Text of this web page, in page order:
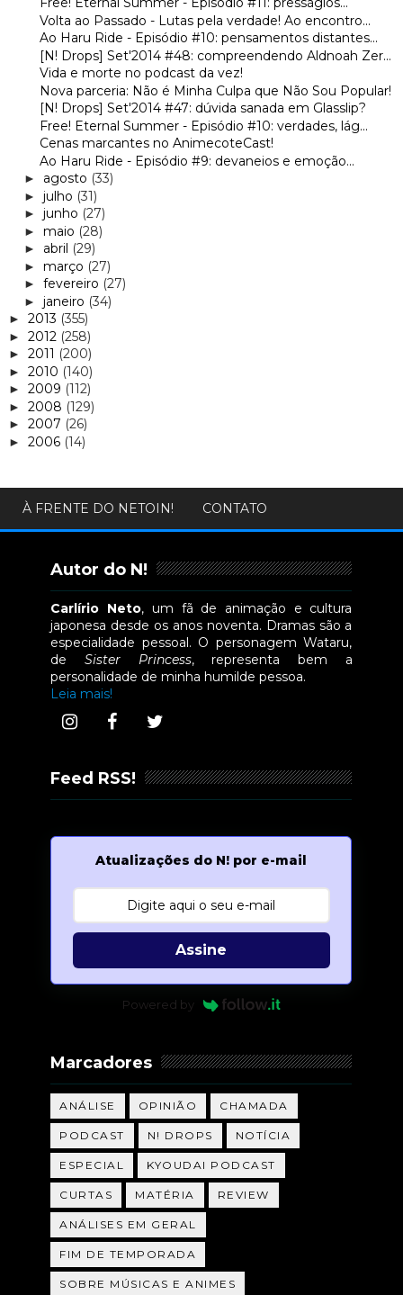
Volta ao Passado - Lutas pela verdade! Ao encontro...
Ao Haru Ride - Episódio #10: pensamentos distantes...
[N! Drops] Set'2014 #48: compreendendo Aldnoah Zer...
Vida e morte no podcast da vez!
Nova parceria: Não é Minha Culpa que Não Sou Popular!
[N! Drops] Set'2014 #47: dúvida sanada em Glasslip?
Free! Eternal Summer - Episódio #10: verdades, lág...
Cenas marcantes no AnimecoteCast!
Ao Haru Ride - Episódio #9: devaneios e emoção...
► agosto (33)
► julho (31)
► junho (27)
► maio (28)
► abril (29)
► março (27)
► fevereiro (27)
► janeiro (34)
► 2013 (355)
► 2012 (258)
► 2011 (200)
► 2010 (140)
► 2009 (112)
► 2008 (129)
► 2007 (26)
► 2006 (14)
À FRENTE DO NETOIN! CONTATO
Autor do N!
Carlírio Neto, um fã de animação e cultura
japonesa desde os anos noventa. Dramas são a
especialidade pessoal. O personagem Wataru,
deSister Princess, representa bem a
personalidade de minha humilde pessoa.
Leia mais!
Feed RSS!
Atualizações do N! por e-mail
Assine
Powered by
Marcadores
ANÁLISE OPINIÃO CHAMADA
PODCAST N! DROPS NOTÍCIA
ESPECIAL KYOUDAI PODCAST
CURTAS MATÉRIA REVIEW
ANÁLISES EM GERAL
FIM DE TEMPORADA
SOBRE MÚSICAS E ANIMES